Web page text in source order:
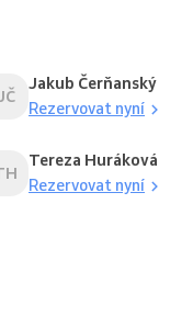
Jakub Čerňanský
Rezervovat nyní
Tereza Huráková
Rezervovat nyní